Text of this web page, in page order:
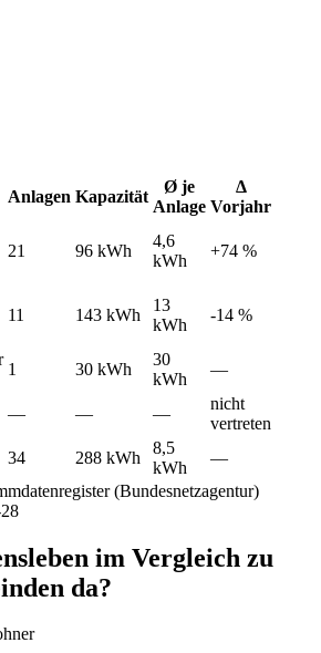
Anlagen Kapazität
Ø je
Anlage
Δ
Vorjahr
21 96 kWh
4,6
kWh
+74 %
11 143 kWh
13
kWh
-14 %
1 30 kWh
30
kWh
—
— — —
nicht
vertreten
34 288 kWh
8,5
kWh
—
(Bundesnetzagentur)
im Vergleich zu
da?